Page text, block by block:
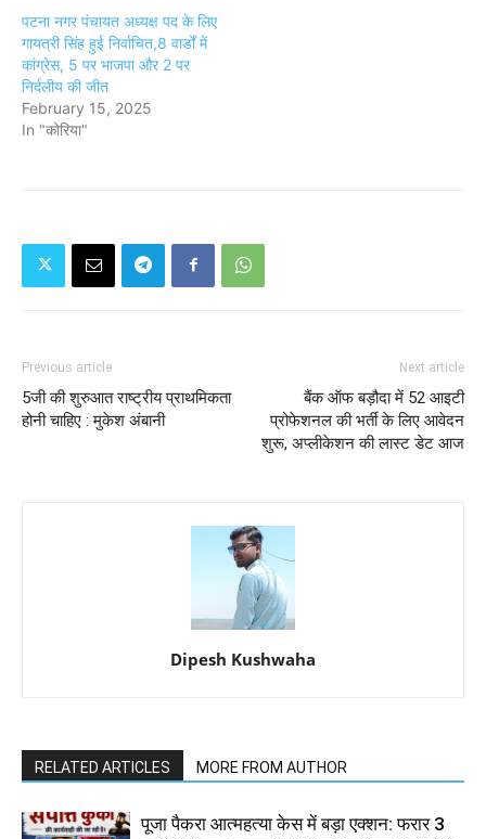
पटना नगर पंचायत अध्यक्ष पद के लिए
गायत्री सिंह हुई निर्वाचित,8 वार्डों में
कांग्रेस, 5 पर भाजपा और 2 पर
निर्दलीय की जीत
February 15, 2025
In "कोरिया"
Previous article
5जी की शुरुआत राष्ट्रीय प्राथमिकता
होनी चाहिए : मुकेश अंबानी
Next article
बैंक ऑफ बड़ौदा में 52 आइटी
प्रोफेशनल की भर्ती के लिए आवेदन
शुरू, अप्लीकेशन की लास्ट डेट आज
Dipesh Kushwaha
RELATED ARTICLES MORE FROM AUTHOR
पूजा पैकरा आत्महत्या केस में बड़ा एक्शन: फरार 3